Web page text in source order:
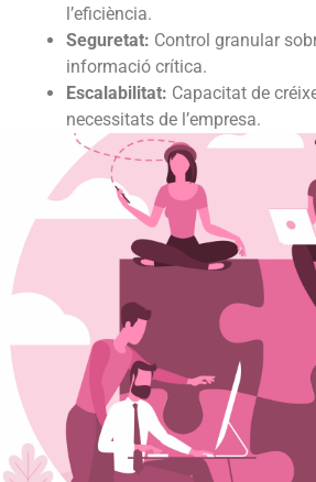
l’eficiència.
Seguretat: Control granular
informació crítica.
Escalabilitat: Capacitat de
necessitats de l’empresa.